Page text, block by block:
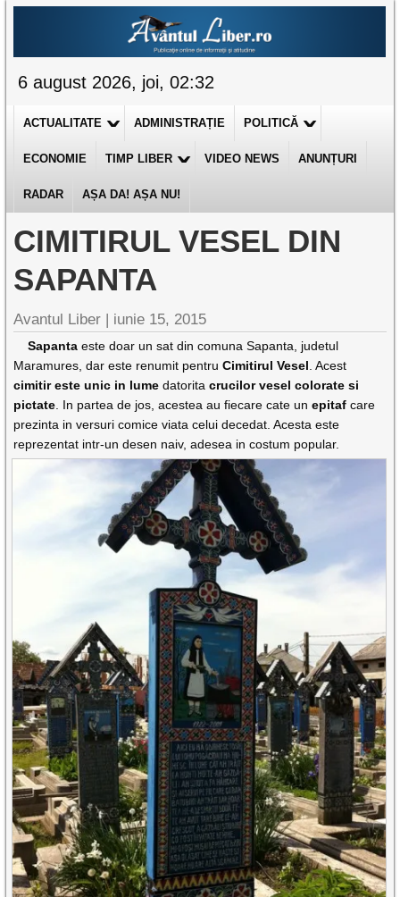
6 august 2026, joi, 02:32
ACTUALITATE ADMINISTRAȚIE POLITICĂ
ECONOMIE TIMP LIBER VIDEO NEWS ANUNȚURI
RADAR AȘA DA! AȘA NU!
CIMITIRUL VESEL DIN
SAPANTA
Avantul Liber | iunie 15, 2015
Sapanta este doar un sat din comuna Sapanta, judetul
Maramures, dar este renumit pentruCimitirul Vesel . Acest
cimitir este unic in lumedatoritacrucilor vesel colorate si
pictate . In partea de jos, acestea au fiecare cate unepitaf care
prezinta in versuri comice viata celui decedat. Acesta este
reprezentat intr-un desen naiv, adesea in costum popular.